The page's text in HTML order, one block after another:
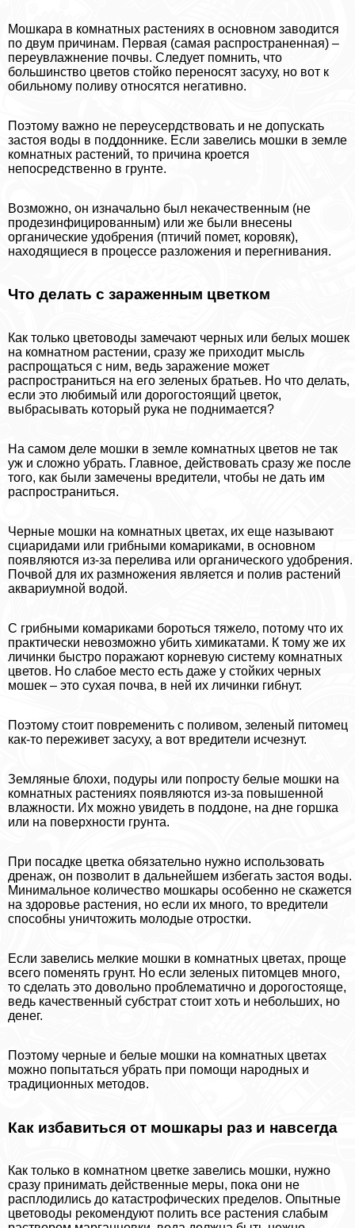
Мошкара в комнатных растениях в основном заводится
по двум причинам. Первая (самая распространенная) –
переувлажнение почвы. Следует помнить, что
большинство цветов стойко переносят засуху, но вот к
обильному поливу относятся негативно.
Поэтому важно не переусердствовать и не допускать
застоя воды в поддоннике. Если завелись мошки в земле
комнатных растений, то причина кроется
непосредственно в грунте.
Возможно, он изначально был некачественным (не
продезинфицированным) или же были внесены
органические удобрения (птичий помет, коровяк),
находящиеся в процессе разложения и перегнивания.
Что делать с зараженным цветком
Как только цветоводы замечают черных или белых мошек
на комнатном растении, сразу же приходит мысль
распрощаться с ним, ведь заражение может
распространиться на его зеленых братьев. Но что делать,
если это любимый или дорогостоящий цветок,
выбрасывать который рука не поднимается?
На самом деле мошки в земле комнатных цветов не так
уж и сложно убрать. Главное, действовать сразу же после
того, как были замечены вредители, чтобы не дать им
распространиться.
Черные мошки на комнатных цветах, их еще называют
сциаридами или грибными комариками, в основном
появляются из-за перелива или органического удобрения.
Почвой для их размножения является и полив растений
аквариумной водой.
С грибными комариками бороться тяжело, потому что их
пpaктически невозможно убить химикатами. К тому же их
личинки быстро поражают корневую систему комнатных
цветов. Но слабое место есть даже у стойких черных
мошек – это сухая почва, в ней их личинки гибнут.
Поэтому стоит повременить с поливом, зеленый питомец
как-то переживет засуху, а вот вредители исчезнут.
Земляные блохи, подуры или попросту белые мошки на
комнатных растениях появляются из-за повышенной
влажности. Их можно увидеть в поддоне, на дне горшка
или на поверхности грунта.
При посадке цветка обязательно нужно использовать
дренаж, он позволит в дальнейшем избегать застоя воды.
Минимальное количество мошкары особенно не скажется
на здоровье растения, но если их много, то вредители
способны уничтожить молодые отростки.
Если завелись мелкие мошки в комнатных цветах, проще
всего поменять грунт. Но если зеленых питомцев много,
то сделать это довольно проблематично и дорогостояще,
ведь качественный субстрат стоит хоть и небольших, но
денег.
Поэтому черные и белые мошки на комнатных цветах
можно попытаться убрать при помощи народных и
традиционных методов.
Как избавиться от мошкары раз и навсегда
Как только в комнатном цветке завелись мошки, нужно
сразу принимать действенные меры, пока они не
расплодились до катастрофических пределов. Опытные
цветоводы рекомендуют полить все растения слабым